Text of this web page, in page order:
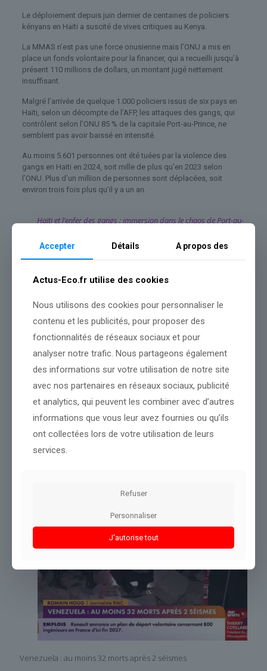
Le déploiement depuis juin dernier de centaines de policiers
kényans en Haïti a suscité de vives critiques au Kenya.
La MMAS n’est pas une force onusienne mais l’ONU a mis en
place un fonds volontaire pour la financer, qui a recueilli jusqu’à
présent 110 millions de dollars, un montant jugé nettement
insuffisant.
Malgré l’arrivée de quelque 1.000 policiers issus de six pays en
Haïti, selon un décompte de l’AFP, les attaques des gangs, qui
contrôlent selon l’ONU 85 % de la capitale Port-au-Prince, ne
semblent pas avoir baissé en intensité.
Au moins 5.601 personnes ont été tuées par la violence des
gangs en Haïti en 2024, soit mille de plus qu’en 2023 selon
l’ONU. Plus d’un million de personnes sont déplacées, soit
environ trois fois plus qu’il y a un an.
Haïti et l’enfer des gangs : immersion dans le chaos de Port-au-
Notre analyse Actus-Eco.fr :Les informations présentées
et des marchés internationaux. Pour plus de détails, consultez
financiers.
Conclusion :Les prochaines informations permettront de mieux
Partager le contenu
Venezuela : au moins 32 morts après 2 séismes
Accepter Détails A propos des
Actus-Eco.fr utilise des cookies
Nous utilisons des cookies pour personnaliser le
contenu et les publicités, pour proposer des
fonctionnalités de réseaux sociaux et pour
analyser notre trafic. Nous partageons également
des informations sur votre utilisation de notre site
avec nos partenaires en réseaux sociaux, publicité
et analytics, qui peuvent les combiner avec d’autres
informations que vous leur avez fournies ou qu’ils
ont collectées lors de votre utilisation de leurs
services.
Refuser
Personnaliser
J'autorise tout